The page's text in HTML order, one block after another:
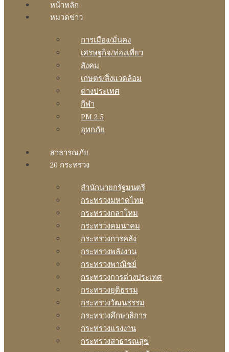
หน้าหลัก
หมวดข่าว
การเมือง/มั่นคง
เศรษฐกิจ/ท่องเที่ยว
สังคม
เกษตร/สิ่งแวดล้อม
ต่างประเทศ
กีฬา
PM 2.5
อุทกภัย
สาธารณภัย
20 กระทรวง
สํานักนายกรัฐมนตรี
กระทรวงมหาดไทย
กระทรวงกลาโหม
กระทรวงคมนาคม
กระทรวงการคลัง
กระทรวงพลังงาน
กระทรวงพาณิชย์
กระทรวงการต่างประเทศ
กระทรวงยุติธรรม
กระทรวงวัฒนธรรม
กระทรวงศึกษาธิการ
กระทรวงแรงงาน
กระทรวงสาธารณสุข